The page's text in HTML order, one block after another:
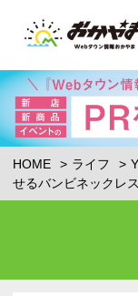
HOME ライフ
せるバンビネックレス